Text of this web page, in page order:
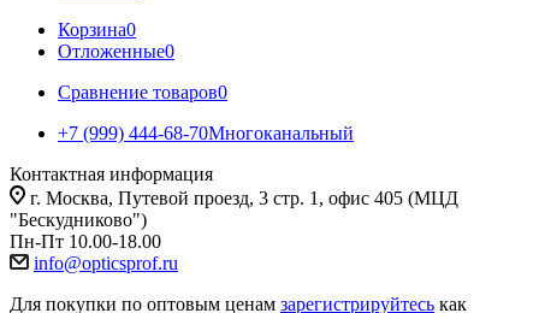
Корзина0
Отложенные0
Сравнение товаров0
+7 (999) 444-68-70Многоканальный
Контактная информация
г. Москва, Путевой проезд, 3 стр. 1, офис 405 (МЦД
"Бескудниково")
Пн-Пт 10.00-18.00
info@opticsprof.ru
Для покупки по оптовым ценам зарегистрируйтесь как